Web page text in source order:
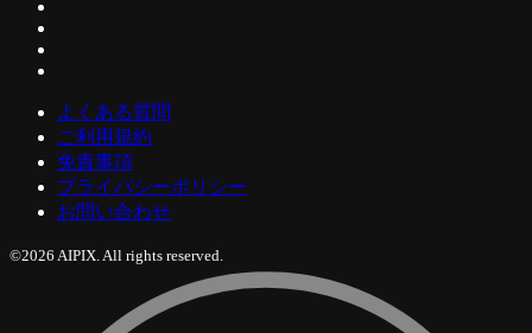
よくある質問
ご利用規約
免責事項
プライバシーポリシー
お問い合わせ
©2026 AIPIX. All rights reserved.